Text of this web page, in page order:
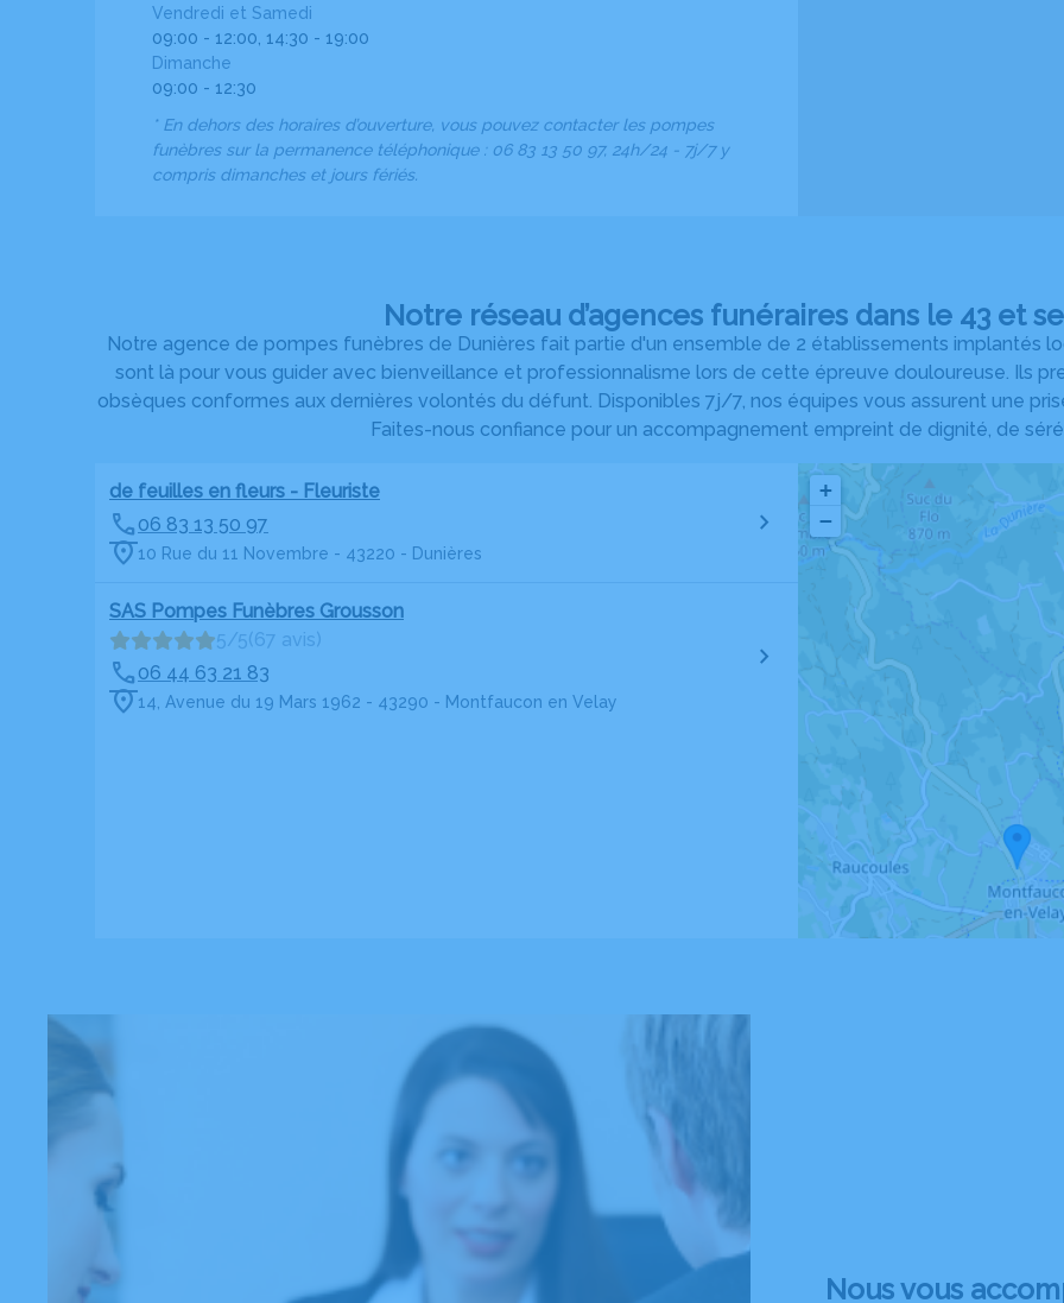
Vendredi et Samedi
09:00 - 12:00, 14:30 - 19:00
Dimanche
09:00 - 12:30
* En dehors des horaires d’ouverture, vous pouvez contacter les pompes
funèbres sur la permanence téléphonique : 06 83 13 50 97, 24h/24 - 7j/7 y
compris dimanches et jours fériés.
Notre réseau d’agences funéraires dans le 43 et
Notre agence de pompes funèbres de Dunières fait partie d'un ensemble de 2 établissements implantés
sont là pour vous guider avec bienveillance et professionnalisme lors de cette épreuve douloureuse. Ils
obsèques conformes aux dernières volontés du défunt. Disponibles 7j/7, nos équipes vous assurent une
Faites-nous confiance pour un accompagnement empreint de dignité, de
de feuilles en fleurs - Fleuriste
06 83 13 50 97
10 Rue du 11 Novembre - 43220 - Dunières
SAS Pompes Funèbres Grousson
5/5(67 avis)
06 44 63 21 83
14, Avenue du 19 Mars 1962 - 43290 - Montfaucon en Velay
+
−
Nous vous